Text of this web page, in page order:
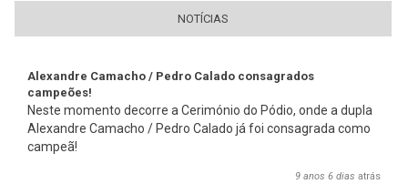
NOTÍCIAS
Alexandre Camacho / Pedro Calado consagrados
campeões!
Neste momento decorre a Cerimónio do Pódio, onde a dupla
Alexandre Camacho / Pedro Calado já foi consagrada como
campeã!
9 anos 6 dias atrás